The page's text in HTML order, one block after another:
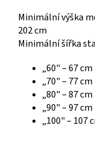
Minimální výška
202 cm
Minimální šířka
„60" – 67 cm
„70" – 77 cm
„80" – 87 cm
„90" – 97 cm
„100" – 107